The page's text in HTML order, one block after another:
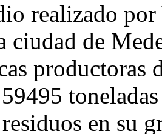
realizado
ciudad de
productoras
en su